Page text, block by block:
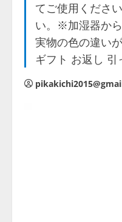
てご使用くださ
い。※加湿器か
実物の色の違い
ギフト お返し